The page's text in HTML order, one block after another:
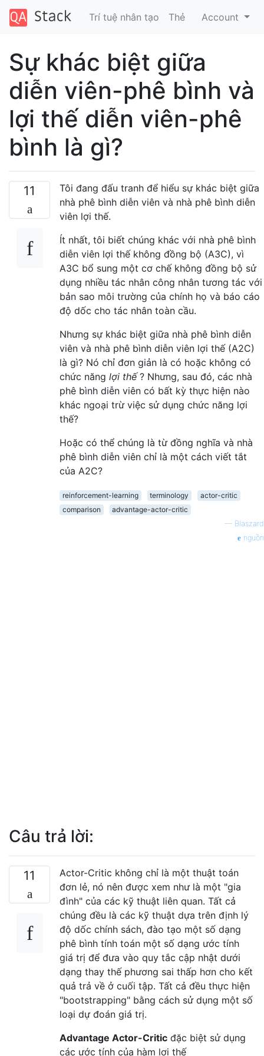
Trí tuệ nhân tạo Thẻ Account
Sự khác biệt giữa
diễn viên-phê bình và
lợi thế diễn viên-phê
bình là gì?
11
Tôi đang đấu tranh để hiểu sự khác biệt giữa
nhà phê bình diễn viên và nhà phê bình diễn
viên lợi thế.
Ít nhất, tôi biết chúng khác với nhà phê bình
diễn viên lợi thế không đồng bộ (A3C), vì
A3C bổ sung một cơ chế không đồng bộ sử
dụng nhiều tác nhân công nhân tương tác với
bản sao môi trường của chính họ và báo cáo
độ dốc cho tác nhân toàn cầu.
Nhưng sự khác biệt giữa nhà phê bình diễn
viên và nhà phê bình diễn viên lợi thế (A2C)
là gì? Nó chỉ đơn giản là có hoặc không có
chức năng lợi thế? Nhưng, sau đó, các nhà
phê bình diễn viên có bất kỳ thực hiện nào
khác ngoại trừ việc sử dụng chức năng lợi
thế?
Hoặc có thể chúng là từ đồng nghĩa và nhà
phê bình diễn viên chỉ là một cách viết tắt
của A2C?
reinforcement-learning terminology
actor-critic
comparison
advantage-actor-critic
— Blaszard
nguồn
Câu trả lời:
11
Actor-Critic không chỉ là một thuật toán
đơn lẻ, nó nên được xem như là một "gia
đình" của các kỹ thuật liên quan. Tất cả
chúng đều là các kỹ thuật dựa trên định lý
độ dốc chính sách, đào tạo một số dạng
phê bình tính toán một số dạng ước tính
giá trị để đưa vào quy tắc cập nhật dưới
dạng thay thế phương sai thấp hơn cho kết
quả trả về ở cuối tập. Tất cả đều thực hiện
"bootstrapping" bằng cách sử dụng một số
loại dự đoán giá trị.
Advantage Actor-Critic đặc biệt sử dụng
các ước tính của hàm lợi thế